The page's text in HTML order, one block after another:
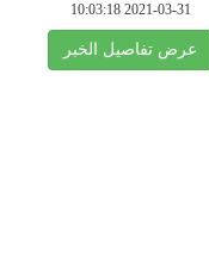
2021-03-31 10:03:18
عرض تفاصيل الخبر